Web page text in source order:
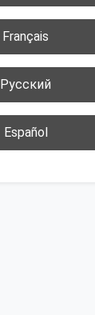
Français
Русский
Español